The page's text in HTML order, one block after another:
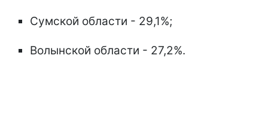
Сумской области - 29,1%;
Волынской области - 27,2%.